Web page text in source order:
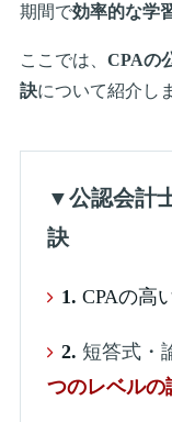
期間で効率的な学
ここでは、 CPAの
訣について紹介し
▼公認会計
訣
1. CPAの高
2. 短答式・
つのレベルの